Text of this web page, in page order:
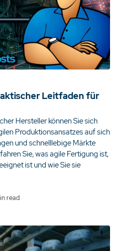
Leitfaden für
Hersteller können Sie sich
Produktionsansatzes auf sich
und schnelllebige Märkte
Sie, was agile Fertigung ist,
ist und wie Sie sie
read